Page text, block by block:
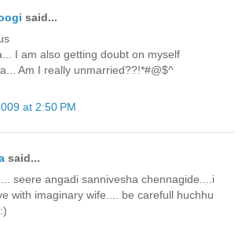
said...
I am also getting doubt on myself
Am I really unmarried??!*#@$^
at 2:50 PM
said...
seere angadi sannivesha chennagide....i
with imaginary wife.... be carefull huchhu